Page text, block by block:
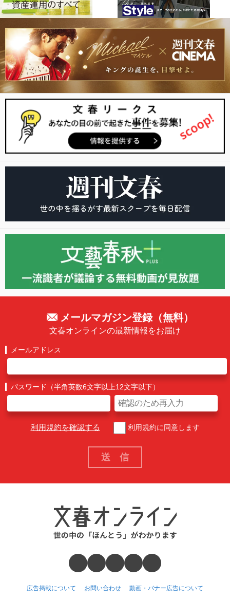
メールマガジン登録（無料）
文春オンラインの最新情報をお届け
メールアドレス
パスワード（半角英数6文字以上12文字以下）
利用規約を確認する 利用規約に同意します
広告掲載について お問い合わせ 動画・バナー広告について